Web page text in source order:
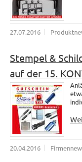
27.07.2016
Stempel &
auf der 15.
20.04.2016